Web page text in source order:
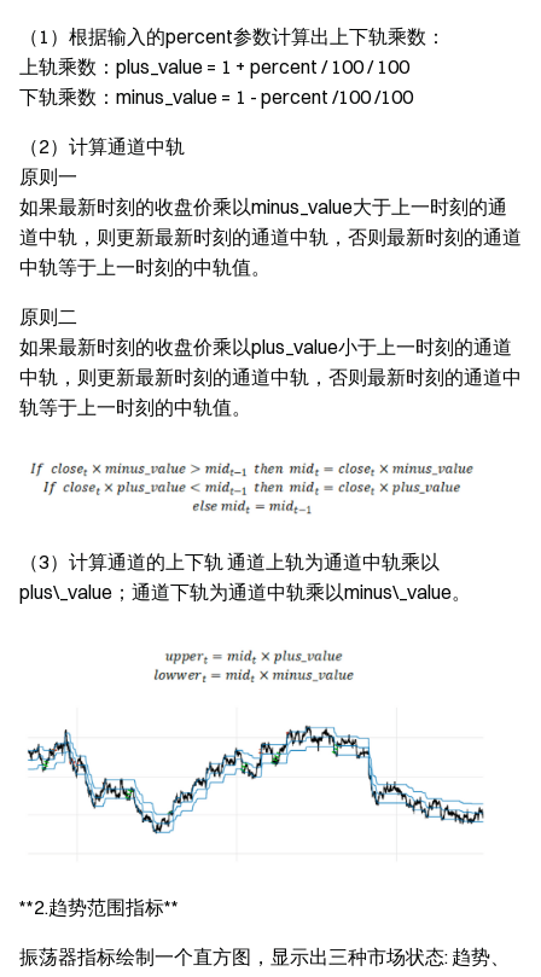
（1）根据输入的percent参数计算出上下轨乘数：
上轨乘数：plus_value = 1 + percent / 100 / 100
下轨乘数：minus_value = 1 - percent /100 /100
（2）计算通道中轨
原则一
如果最新时刻的收盘价乘以minus_value大于上一时刻的通
道中轨，则更新最新时刻的通道中轨，否则最新时刻的通道
中轨等于上一时刻的中轨值。
原则二
如果最新时刻的收盘价乘以plus_value小于上一时刻的通道
中轨，则更新最新时刻的通道中轨，否则最新时刻的通道中
轨等于上一时刻的中轨值。
（3）计算通道的上下轨 通道上轨为通道中轨乘以
plus\_value；通道下轨为通道中轨乘以minus\_value。
**2.趋势范围指标**
振荡器指标绘制一个直方图，显示出三种市场状态: 趋势、